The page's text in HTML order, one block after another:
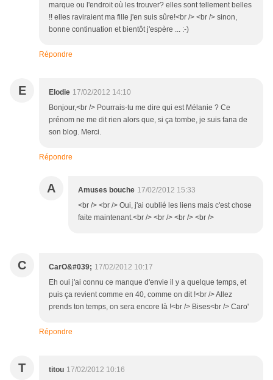
marque ou l'endroit où les trouver? elles sont tellement belles
!! elles raviraient ma fille j'en suis sûre!<br /> <br /> sinon,
bonne continuation et bientôt j'espère ... :-)
Répondre
E Elodie 17/02/2012 14:10
Bonjour,<br /> Pourrais-tu me dire qui est Mélanie ? Ce
prénom ne me dit rien alors que, si ça tombe, je suis fana de
son blog. Merci.
Répondre
A Amuses bouche 17/02/2012 15:33
<br /> <br /> Oui, j'ai oublié les liens mais c'est chose
faite maintenant.<br /> <br /> <br /> <br />
C CarO&#039; 17/02/2012 10:17
Eh oui j'ai connu ce manque d'envie il y a quelque temps, et
puis ça revient comme en 40, comme on dit !<br /> Allez
prends ton temps, on sera encore là !<br /> Bises<br /> Caro'
Répondre
T titou 17/02/2012 10:16